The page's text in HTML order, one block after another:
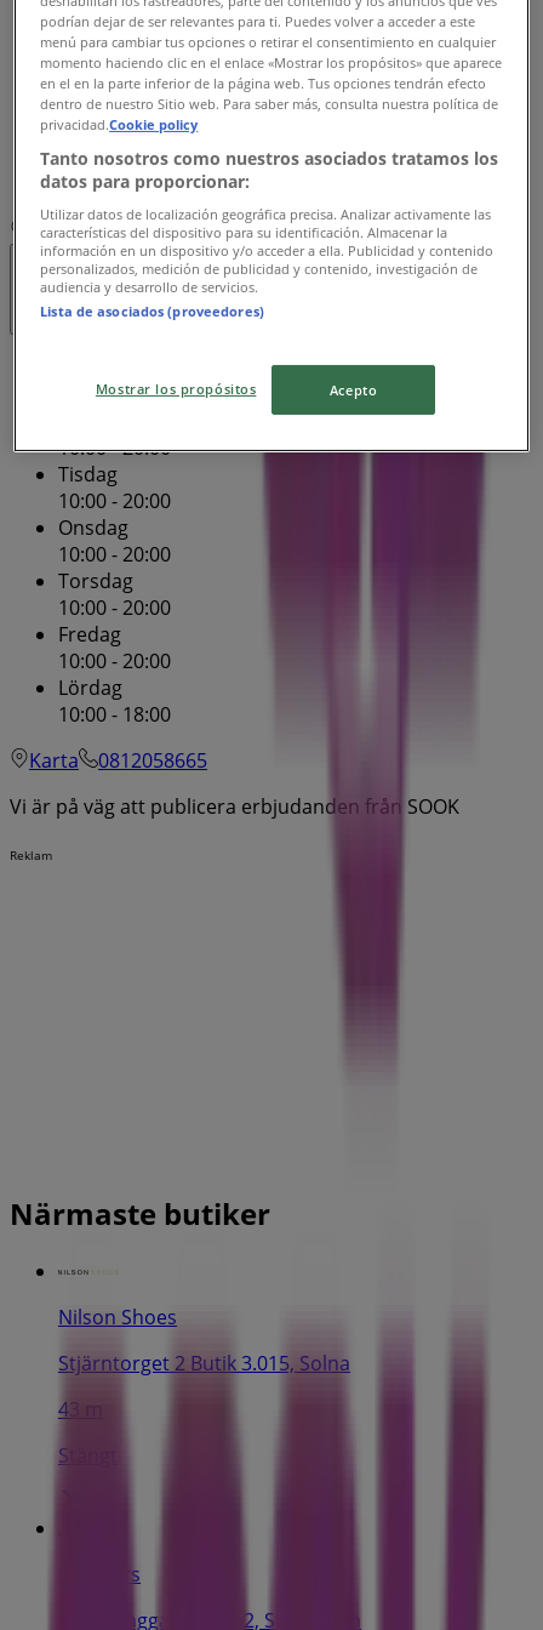
10:00 - 20:00
Torsdag
10:00 - 20:00
Fredag
10:00 - 20:00
Lördag
10:00 - 18:00
Karta
0812058665
Stängt
10:00 - 18:00
10:00 - 20:00
Tisdag
10:00 - 20:00
Onsdag
10:00 - 20:00
Torsdag
10:00 - 20:00
Fredag
10:00 - 20:00
Lördag
10:00 - 18:00
Karta
0812058665
Vi är på väg att publicera erbjudanden från SOOK
Reklam
Närmaste butiker
Nilson Shoes
Stjärntorget 2 Butik 3.015, Solna
43 m
Stängt
Skechers
Drottninggatan 50-52, Stockholm
podrían dejar de ser relevantes para ti. Puedes volver a acceder a este
menú para cambiar tus opciones o retirar el consentimiento en cualquier
momento haciendo clic en el enlace «Mostrar los propósitos» que aparece
en el en la parte inferior de la página web. Tus opciones tendrán efecto
dentro de nuestro Sitio web. Para saber más, consulta nuestra política de
privacidad.Cookie policy
Tanto nosotros como nuestros asociados tratamos los
datos para proporcionar:
Utilizar datos de localización geográfica precisa. Analizar activamente las
características del dispositivo para su identificación. Almacenar la
información en un dispositivo y/o acceder a ella. Publicidad y contenido
personalizados, medición de publicidad y contenido, investigación de
audiencia y desarrollo de servicios.
Lista de asociados (proveedores)
Mostrar los propósitos Acepto